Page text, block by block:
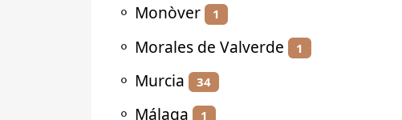
⚬ Monòver 1
⚬ Morales de Valverde 1
⚬ Murcia 34
⚬ Málaga 1